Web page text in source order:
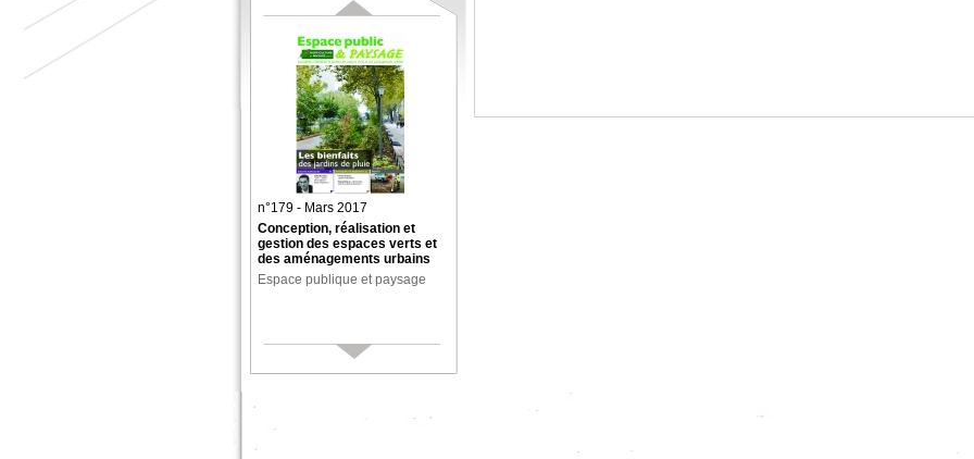
n°179 - Mars 2017
Conception, réalisation et
gestion des espaces verts et
des aménagements urbains
Espace publique et paysage